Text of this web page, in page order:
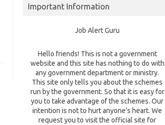
Important Information
Job Alert Guru
Hello friends! This is not a government
website and this site has nothing to do with
any government department or ministry.
This site only tells you about the schemes
run by the government. So that it is easy for
you to take advantage of the schemes. Our
intention is not to hurt anyone's heart. We
request you to visit the official site for